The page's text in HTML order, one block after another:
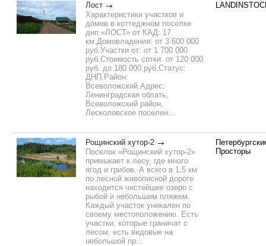
Лост
Характеристики участков и
домов в коттеджном поселке
днп «ЛОСТ» от КАД: 17
км.Домовладения: от 3 600 000
руб.Участки от: от 1 700 000
руб.Стоимость сотки: от 120 000
руб. до 180 000 руб.Статус:
ДНП.Район:
Всеволожский.Адрес:
Ленинградская облать,
Всеволожский район,
Лесколовское поселен...
Рощинский хутор-2
Поселок «Рощинский хутор-2»
примыкает к лесу, где много
ягод и грибов. А всего в 1,5 км
по лесной живописной дороге
находится чистейшее озеро с
рыбой и небольшим пляжем.
Каждый участок уникален по
своему местоположению. Есть
участки, которые граничат с
лесом, есть видовые на
небольшой пр...
Просторы